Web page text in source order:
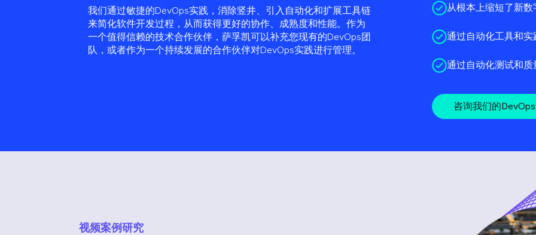
我们通过敏捷的DevOps实践，消除竖井、引入自动化和扩展工具链
来简化软件开发过程，从而获得更好的协作、成熟度和性能。作为
一个值得信赖的技术合作伙伴，萨孚凯可以补充您现有的DevOps团
队，或者作为一个持续发展的合作伙伴对DevOps实践进行管理。
从根本上缩短了新
通过自动化工具和
通过自动化测试和
咨询我们的
视频案例研究